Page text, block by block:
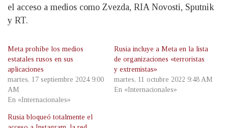
el acceso a medios como Zvezda, RIA Novosti, Sputnik
y RT.
Meta prohíbe los medios
estatales rusos en sus
aplicaciones
martes, 17 septiembre 2024 9:00
AM
En «Internacionales»
Rusia incluye a Meta en la lista
de organizaciones «terroristas
y extremistas»
martes, 11 octubre 2022 9:48 AM
En «Internacionales»
Rusia bloqueó totalmente el